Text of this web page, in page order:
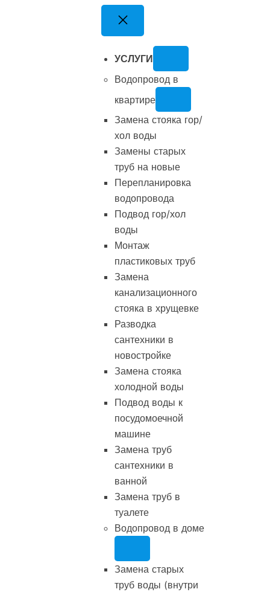
УСЛУГИ
Водопровод в
квартире
Замена стояка гор/
хол воды
Замены старых
труб на новые
Перепланировка
водопровода
Подвод гор/хол
воды
Монтаж
пластиковых труб
Замена
канализационного
стояка в хрущевке
Разводка
сантехники в
новостройке
Замена стояка
холодной воды
Подвод воды к
посудомоечной
машине
Замена труб
сантехники в
ванной
Замена труб в
туалете
Водопровод в доме
Замена старых
труб воды (внутри